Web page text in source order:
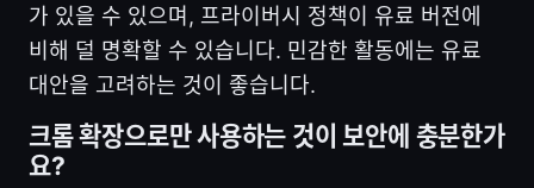
가 있을 수 있으며, 프라이버시 정책이 유료 버전에
비해 덜 명확할 수 있습니다. 민감한 활동에는 유료
대안을 고려하는 것이 좋습니다.
크롬 확장으로만 사용하는 것이 보안에 충분한가
요?